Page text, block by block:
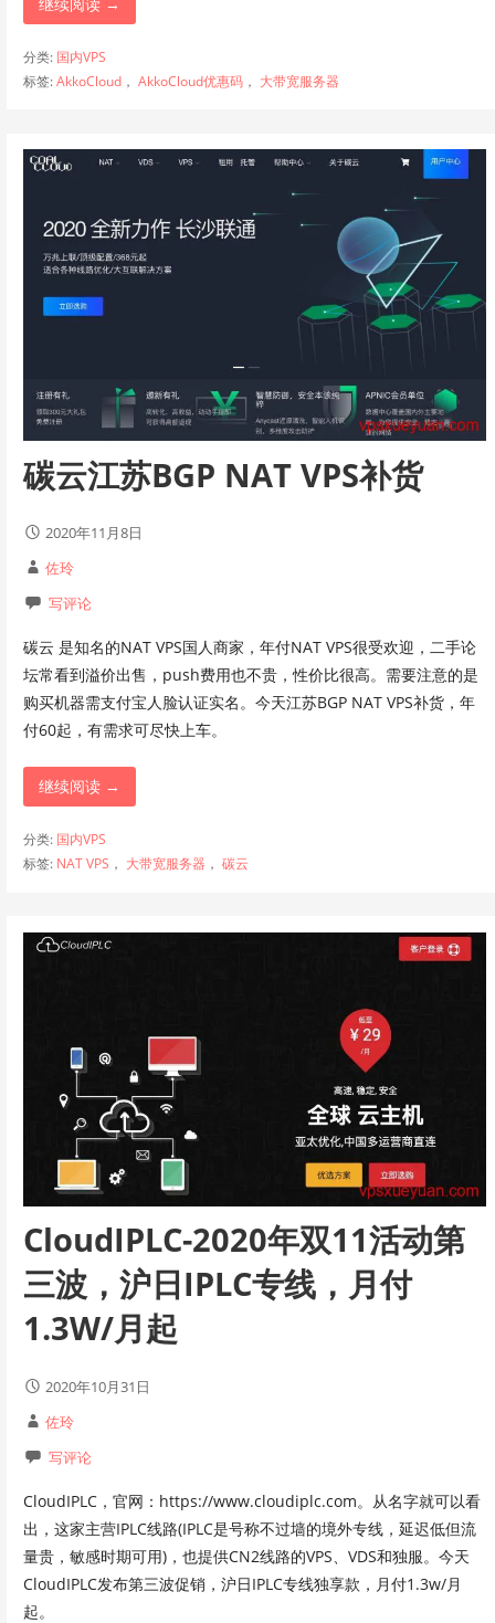
分类: 国内VPS
标签:AkkoCloud， AkkoCloud优惠码， 大带宽服务器
碳云江苏BGP NAT VPS补货
2020年11月8日
佐玲
写评论
碳云 是知名的NAT VPS国人商家，年付NAT VPS很受欢迎，二手论
坛常看到溢价出售，push费用也不贵，性价比很高。需要注意的是
购买机器需支付宝人脸认证实名。今天江苏BGP NAT VPS补货，年
付60起，有需求可尽快上车。
继续阅读 →
分类: 国内VPS
标签: NAT VPS ， 大带宽服务器 ， 碳云
CloudIPLC-2020年双11活动第
三波，沪日IPLC专线，月付
1.3W/月起
2020年10月31日
佐玲
写评论
CloudIPLC，官网：https://www.cloudiplc.com。从名字就可以看
出，这家主营IPLC线路(IPLC是号称不过墙的境外专线，延迟低但流
量贵，敏感时期可用)，也提供CN2线路的VPS、VDS和独服。今天
CloudIPLC发布第三波促销，沪日IPLC专线独享款，月付1.3w/月
起。